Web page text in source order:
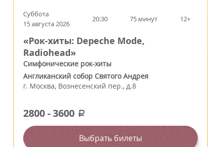
Суббота
15 августа 2026
20:30 75 минут 12+
«Рок-хиты: Depeche Mode,
Radiohead»
Симфонические рок-хиты
Англиканский собор Святого Андрея
г. Москва, Вознесенский пер., д.8
2800-3600 a
Выбрать билеты